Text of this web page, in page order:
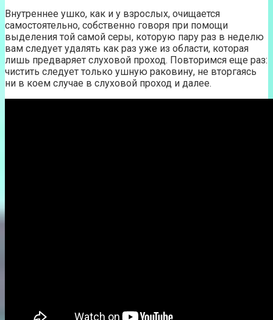
Внутреннее ушко, как и у взрослых, очищается
самостоятельно, собственно говоря при помощи
выделения той самой серы, которую пару раз в неделю
вам следует удалять как раз уже из области, которая
лишь предваряет слуховой проход. Повторимся еще раз:
чистить следует только ушную раковину, не вторгаясь
ни в коем случае в слуховой проход и далее.